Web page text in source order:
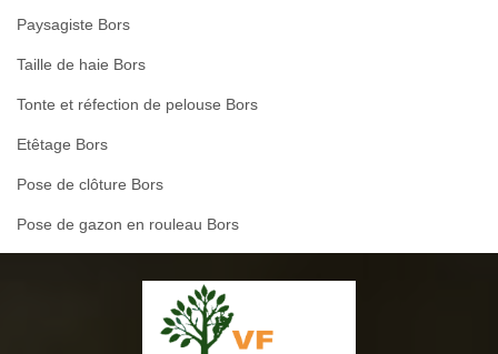
Paysagiste Bors
Taille de haie Bors
Tonte et réfection de pelouse Bors
Etêtage Bors
Pose de clôture Bors
Pose de gazon en rouleau Bors